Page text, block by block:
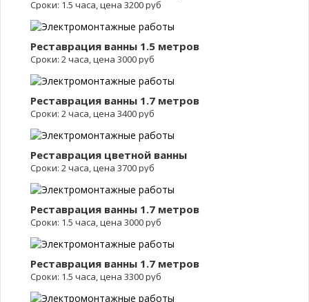
Сроки: 1.5 часа, цена 3200 руб
Реставрация ванны 1.5 метров
Сроки: 2 часа, цена 3000 руб
Реставрация ванны 1.7 метров
Сроки: 2 часа, цена 3400 руб
Реставрация цветной ванны
Сроки: 2 часа, цена 3700 руб
Реставрация ванны 1.7 метров
Сроки: 1.5 часа, цена 3000 руб
Реставрация ванны 1.7 метров
Сроки: 1.5 часа, цена 3300 руб